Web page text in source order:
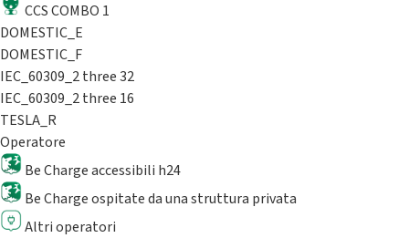
CCS COMBO 1
DOMESTIC_E
DOMESTIC_F
IEC_60309_2 three 32
IEC_60309_2 three 16
TESLA_R
Operatore
Be Charge accessibili h24
Be Charge ospitate da una struttura privata
Altri operatori